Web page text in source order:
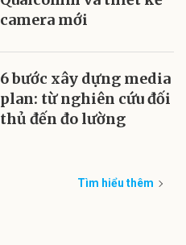
camera mới
6 bước xây dựng media
plan: từ nghiên cứu đối
thủ đến đo lường
Tìm hiểu thêm